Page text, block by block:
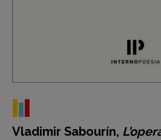
Vladimir Sabourín,